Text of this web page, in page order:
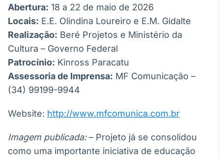
Abertura: 18 a 22 de maio de 2026
Locais: E.E. Olindina Loureiro e E.M. Gidalte
Realização: Beré Projetos e Ministério da
Cultura – Governo Federal
Patrocínio: Kinross Paracatu
Assessoria de Imprensa: MF Comunicação –
(34) 99199-9944
Website: http://www.mfcomunica.com.br
Imagem publicada:– Projeto já se consolidou
como uma importante iniciativa de educação